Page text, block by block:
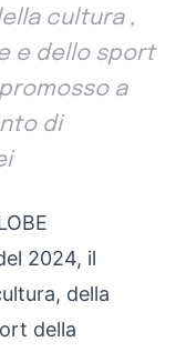
cultura ,
e dello sport
a
di
2024, il
della
della